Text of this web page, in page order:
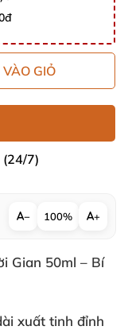
VÀO GIỎ
(24/7)
− 100% +
Gian 50ml – Bí
xuất tinh đỉnh